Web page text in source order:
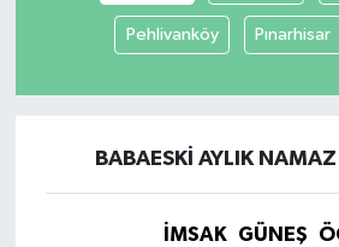
Pehlivanköy Pınarhisar
BABAESKI AYLIK NAMAZ
İMSAK GÜNEŞ